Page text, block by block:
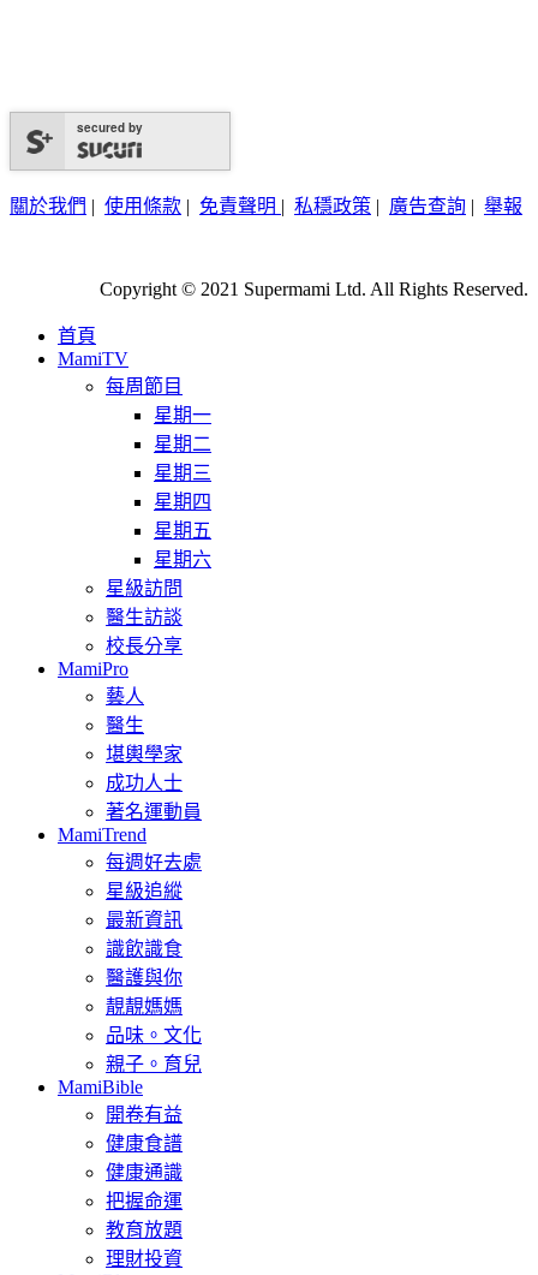
secured by
關於我們 | 使用條款 | 免責聲明 | 私穩政策 | 廣告查詢 | 舉報
Copyright © 2021 Supermami Ltd. All Rights Reserved.
首頁
MamiTV
每周節目
星期一
星期二
星期三
星期四
星期五
星期六
星級訪問
醫生訪談
校長分享
MamiPro
藝人
醫生
堪輿學家
成功人士
著名運動員
MamiTrend
每週好去處
星級追縱
最新資訊
識飲識食
醫護與你
靚靚媽媽
品味。文化
親子。育兒
MamiBible
開卷有益
健康食譜
健康通識
把握命運
教育放題
理財投資